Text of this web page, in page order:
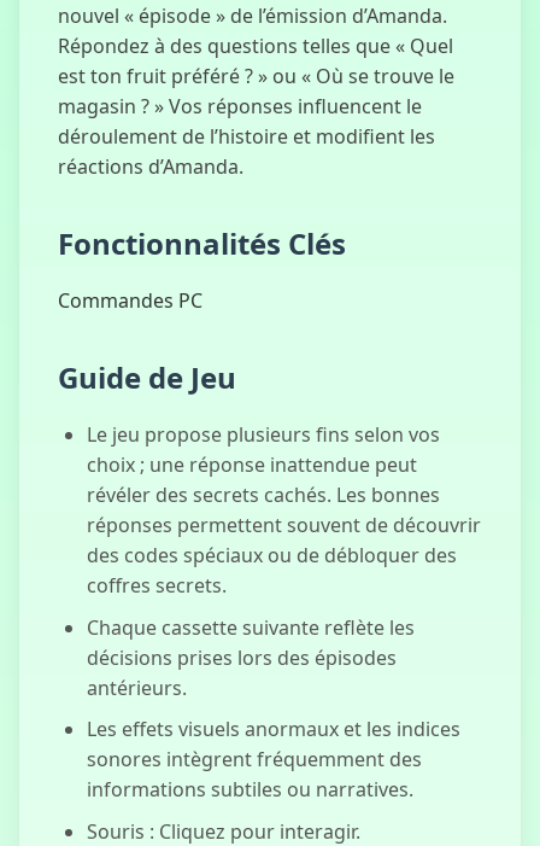
Corruptbox
nouvel « épisode » de l’émission d’Amanda.
Répondez à des questions telles que « Quel
est ton fruit préféré ? » ou « Où se trouve le
magasin ? » Vos réponses influencent le
déroulement de l’histoire et modifient les
réactions d’Amanda.
Fonctionnalités Clés
Commandes PC
Guide de Jeu
Le jeu propose plusieurs fins selon vos
choix ; une réponse inattendue peut
révéler des secrets cachés. Les bonnes
réponses permettent souvent de découvrir
des codes spéciaux ou de débloquer des
coffres secrets.
Chaque cassette suivante reflète les
décisions prises lors des épisodes
antérieurs.
Les effets visuels anormaux et les indices
sonores intègrent fréquemment des
informations subtiles ou narratives.
Souris : Cliquez pour interagir.